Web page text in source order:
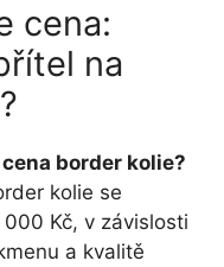
cena:
na
border kolie?
kolie se
Kč, v závislosti
a kvalitě